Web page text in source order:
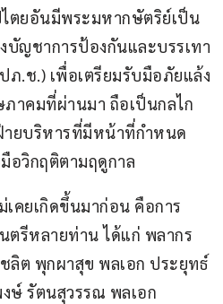
ตยอันมีพระมหากษัตริย์เป็น
บัญชาการป้องกันและบรรเทา
.ช.) เพื่อเตรียมรับมือภัยแล้ง
าคมที่ผ่านมา ถือเป็นกลไก
ายบริหารที่มีหน้าที่กำหนด
อวิกฤติตามฤดูกาล
คยเกิดขึ้นมาก่อน คือการ
รีหลายท่าน ได้แก่ พลากร
ลิต พุกผาสุข พลเอก ประยุทธ์
ษ์ รัตนสุวรรณ พลเอก